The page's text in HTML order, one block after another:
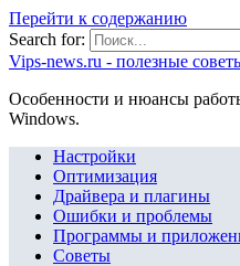
Перейти к содержанию
Search for:
Vips-news.ru - полезные
Особенности и нюансы
Windows.
Настройки
Оптимизация
Драйвера и плагины
Ошибки и проблемы
Программы и
Советы